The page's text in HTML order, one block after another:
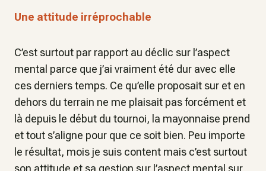
Une attitude irréprochable
C’est surtout par rapport au déclic sur l’aspect
mental parce que j’ai vraiment été dur avec elle
ces derniers temps. Ce qu’elle proposait sur et en
dehors du terrain ne me plaisait pas forcément et
là depuis le début du tournoi, la mayonnaise prend
et tout s’aligne pour que ce soit bien. Peu importe
le résultat, mois je suis content mais c’est surtout
son attitude et sa gestion sur l’aspect mental sur